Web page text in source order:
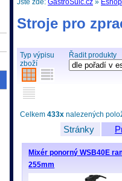
Jste zde:GastroSulc.cz » Eshop
Stroje pro
Typ výpisu
zboží
Řadit produkty
Celkem433x nalezených
Stránky
Mixér ponorný WSB40E
255mm